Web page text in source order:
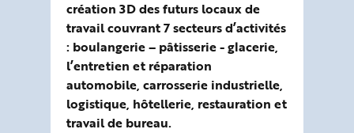
création 3D des futurs locaux de
travail couvrant 7 secteurs d’activités
: boulangerie – pâtisserie - glacerie,
l’entretien et réparation
automobile, carrosserie industrielle,
logistique, hôtellerie, restauration et
travail de bureau.